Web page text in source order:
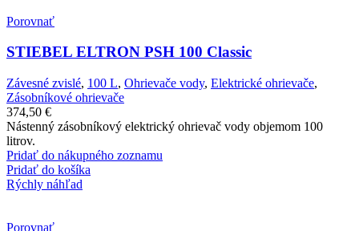
Porovnať
STIEBEL ELTRON PSH 100 Classic
Závesné zvislé, 100 L, Ohrievače vody, Elektrické ohrievače,
Zásobníkové ohrievače
374,50 €
Nástenný zásobníkový elektrický ohrievač vody objemom 100
litrov.
Pridať do nákupného zoznamu
Pridať do košíka
Rýchly náhľad
Porovnať